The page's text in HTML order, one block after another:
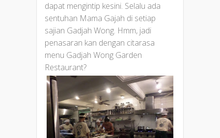
dapat mengintip kesini. Selalu ada
sentuhan Mama Gajah di setiap
sajian Gadjah Wong. Hmm, jadi
penasaran kan dengan citarasa
menu Gadjah Wong Garden
Restaurant?